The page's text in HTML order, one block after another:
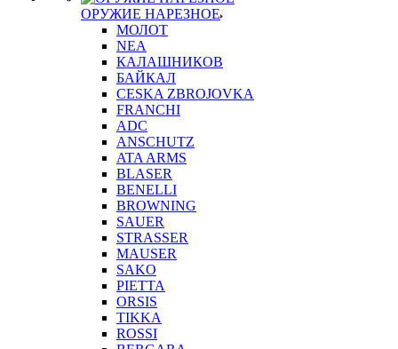
ОРУЖИЕ НАРЕЗНОЕ
МОЛОТ
NEA
КАЛАШНИКОВ
БАЙКАЛ
CESKA ZBROJOVKA
FRANCHI
ADC
ANSCHUTZ
ATA ARMS
BLASER
BENELLI
BROWNING
SAUER
STRASSER
MAUSER
SAKO
PIETTA
ORSIS
TIKKA
ROSSI